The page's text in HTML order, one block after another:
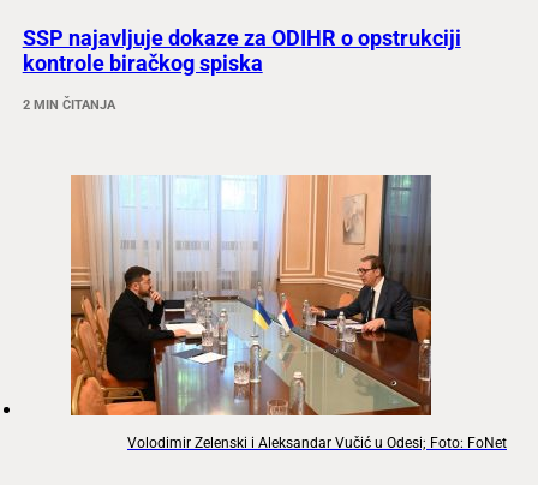
SSP najavljuje dokaze za ODIHR o opstrukciji
kontrole biračkog spiska
2 MIN ČITANJA
Volodimir Zelenski i Aleksandar Vučić u Odesi; Foto: FoNet